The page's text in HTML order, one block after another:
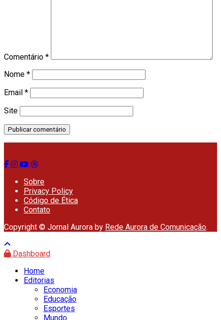
Comentário *
Nome *
Email *
Site
Sobre
Privacy Policy
Código de Ética
Contato
Copyright © Jornal Aurora by Rede Aurora de Comunicação.
Dashboard
Home
Editorias
Economia
Educação
Esportes
Mundo